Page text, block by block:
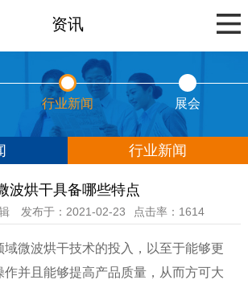
资讯
行业新闻 展会
行业新闻
波烘干具备哪些特点
发布于：2021-02-23 点击率：1614
域微波烘干技术的投入，以至于能够更
作并且能够提高产品质量，从而方可大